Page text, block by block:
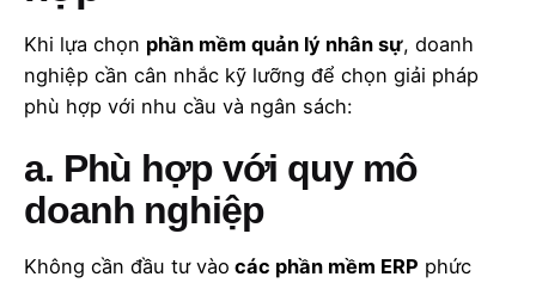
Khi lựa chọn phần mềm quản lý nhân sự, doanh
nghiệp cần cân nhắc kỹ lưỡng để chọn giải pháp
phù hợp với nhu cầu và ngân sách:
a. Phù hợp với quy mô
doanh nghiệp
Không cần đầu tư vào các phần mềm ERP phức